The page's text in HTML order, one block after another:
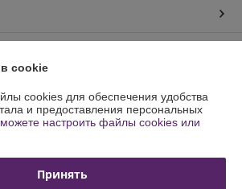
cookie
cookies для обеспечения удобства
и предоставления персональных
настроить файлы cookies или
Принять